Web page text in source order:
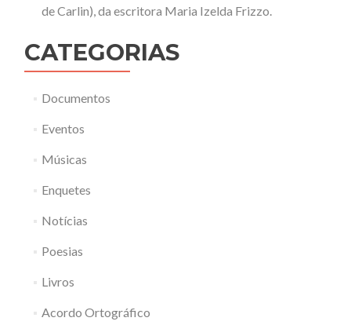
de Carlin), da escritora Maria Izelda Frizzo.
CATEGORIAS
Documentos
Eventos
Músicas
Enquetes
Notícias
Poesias
Livros
Acordo Ortográfico